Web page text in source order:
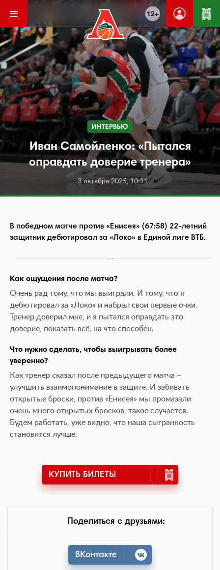
12+
ИНТЕРВЬЮ
Иван Самойленко: «Пытался
оправдать доверие тренера»
3 октября 2025, 10:11
В победном матче против «Енисея» (67:58) 22-летний
защитник дебютировал за «Локо» в Единой лиге ВТБ.
Как ощущения после матча?
Очень рад тому, что мы выиграли. И тому, что я
дебютировал за «Локо» и набрал свои первые очки.
Тренер доверил мне, и я пытался оправдать это
доверие, показать всё, на что способен.
Что нужно сделать, чтобы выигрывать более
уверенно?
Как тренер сказал после предыдущего матча –
улучшить взаимопонимание в защите. И забивать
открытые броски, против «Енисея» мы промазали
очень много открытых бросков, такое случается.
Будем работать, уже видно, что наша сыгранность
становится лучше.
КУПИТЬ БИЛЕТЫ
Поделиться с друзьями:
ВКонтакте